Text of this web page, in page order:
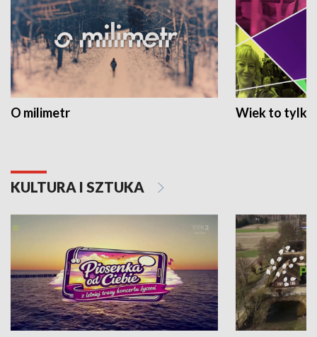
O milimetr Wiek to tylko
KULTURA I SZTUKA